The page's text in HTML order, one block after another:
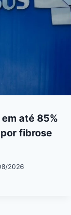
até 85%
fibrose
2026